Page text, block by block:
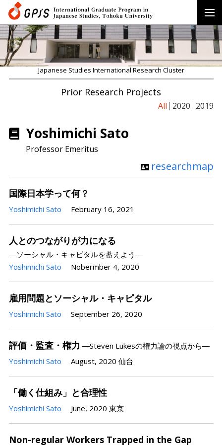
Japanese Studies International Research Cluster
Prior Research Projects
All 2020 2019
Yoshimichi Sato
Professor Emeritus
researchmap
国際日本学って何？
Yoshimichi Sato February 16, 2021
人とのつながりが力になる
―ソーシャル・キャピタルを蓄えよう―
Yoshimichi Sato
Nobermber 4, 2020
雇用問題とソーシャル・キャピタル
Yoshimichi Sato September 26, 2020
評価・監査・権力 ―Steven Lukesの権力論の視点から―
Yoshimichi Sato
August, 2020 仙台
「働く仕組み」と合理性
Yoshimichi Sato June, 2020 東京
Non-regular Workers Trapped in the Gap